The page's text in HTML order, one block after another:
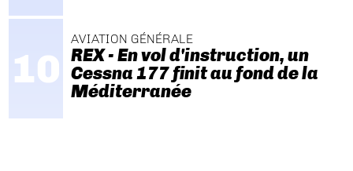
AVIATION GÉNÉRALE
REX - En vol d'instruction, un
Cessna 177 finit au fond de la
Méditerranée